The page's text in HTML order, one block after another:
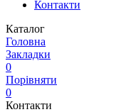
Контакти
Каталог
Головна
Закладки
0
Порівняти
0
Контакти